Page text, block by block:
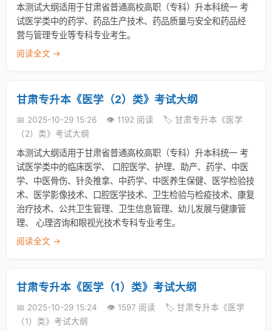
本测试大纲适用于甘肃省普通高校高职（专科）升本科统一 考
试医学类中的药学、药品生产技术、药品质量与安全和药品经
营与管理专业等专科专业考生。
阅读全文 →
甘肃专升本《医学（2）类》考试大纲
📅 2025-10-29 15:26 👁️ 1192 阅读
🏷️ 甘肃专升本《医学
（2）类》考试大纲
本测试大纲适用于甘肃省普通高校高职（专科）升本科统一 考
试医学类中的临床医学、 口腔医学、护理、助产、药学、中医
学、中医骨伤、针灸推拿、中药学、中医养生保健、医学检验技
术、医学影像技术、口腔医学技术、卫生检验与检疫技术、康复
治疗技术、公共卫生管理、卫生信息管理、幼儿发展与健康管
理、 心理咨询和眼视光技术专科专业考生。
阅读全文 →
甘肃专升本《医学（1）类》考试大纲
📅 2025-10-29 15:24 👁️ 1597 阅读
🏷️ 甘肃专升本《医学
（1）类》考试大纲